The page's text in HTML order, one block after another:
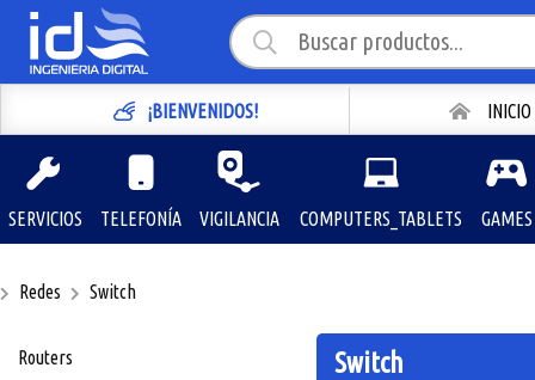
¡BIENVENIDOS! INICIO
SERVICIOS TELEFONÍA VIGILANCIA COMPUTERS_TABLETS GAMES
Redes Switch
Routers Switch